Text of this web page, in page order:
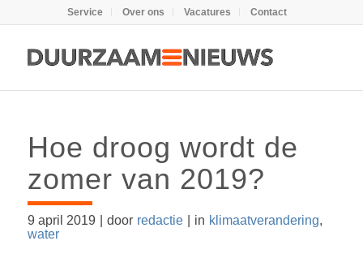
Service Over ons Vacatures Contact
Hoe droog wordt de
zomer van 2019?
9 april 2019 door redactie in klimaatverandering,
water